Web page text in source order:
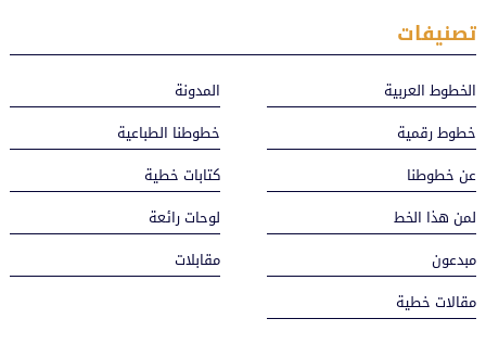
تصنيفات
الخطوط العربية
المدونة
خطوط رقمية
خطوطنا الطباعية
عن خطوطنا
كتابات خطية
لمن هذا الخط
لوحات رائعة
مبدعون
مقابلات
مقالات خطية